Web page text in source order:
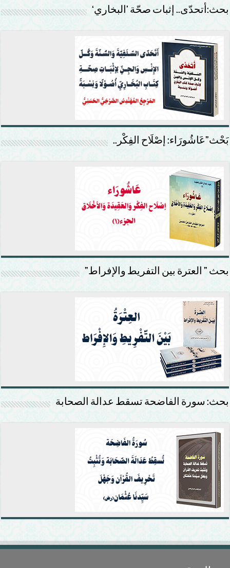
بحث:أتحدّى.. إثبات صحّة ’البخاري‘
بَحْث”عَاشُورَاء: إصْلَاح الفِكْر..
بحث ” العترة بين التفريط والإفراط”
بحث: سورة الفاضحة تسقط عدالة الصحابة